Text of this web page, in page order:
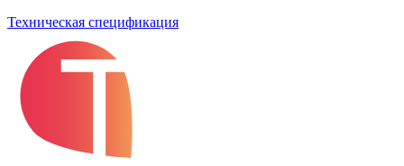
Техническая спецификация